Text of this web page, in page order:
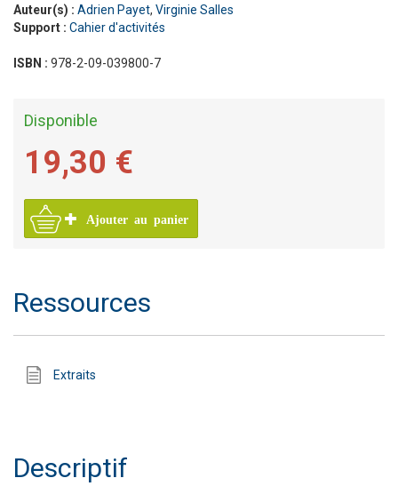
Auteur(s) : Adrien Payet, Virginie Salles
Support : Cahier d'activités
ISBN : 978-2-09-039800-7
Disponible
19,30 €
Ajouter au panier
Ressources
Extraits
Descriptif